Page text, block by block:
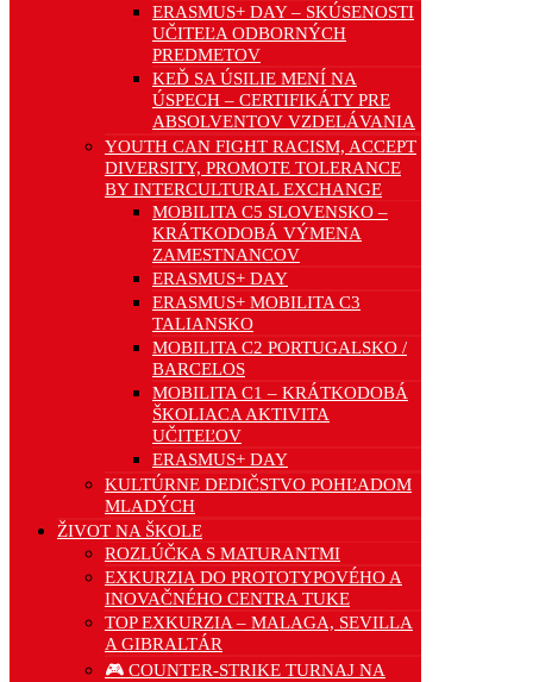
ERASMUS+ DAY – SKÚSENOSTI
UČITEĽA ODBORNÝCH
PREDMETOV
KEĎ SA ÚSILIE MENÍ NA
ÚSPECH – CERTIFIKÁTY PRE
ABSOLVENTOV VZDELÁVANIA
YOUTH CAN FIGHT RACISM, ACCEPT
DIVERSITY, PROMOTE TOLERANCE
BY INTERCULTURAL EXCHANGE
MOBILITA C5 SLOVENSKO –
KRÁTKODOBÁ VÝMENA
ZAMESTNANCOV
ERASMUS+ DAY
ERASMUS+ MOBILITA C3
TALIANSKO
MOBILITA C2 PORTUGALSKO /
BARCELOS
MOBILITA C1 – KRÁTKODOBÁ
ŠKOLIACA AKTIVITA
UČITEĽOV
ERASMUS+ DAY
KULTÚRNE DEDIČSTVO POHĽADOM
MLADÝCH
ŽIVOT NA ŠKOLE
ROZLÚČKA S MATURANTMI
EXKURZIA DO PROTOTYPOVÉHO A
INOVAČNÉHO CENTRA TUKE
TOP EXKURZIA – MALAGA, SEVILLA
A GIBRALTÁR
🎮 COUNTER-STRIKE TURNAJ NA